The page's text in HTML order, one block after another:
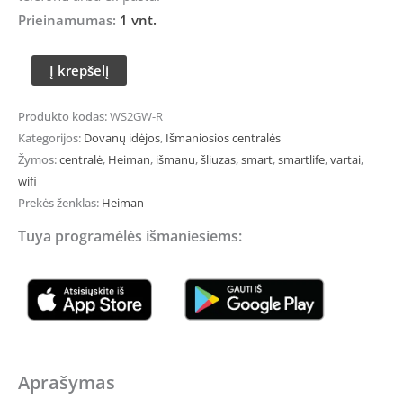
Prieinamumas: 1 vnt.
Į krepšelį
Produkto kodas:WS2GW-R
Kategorijos: Dovanų idėjos, Išmaniosios centralės
Žymos:centralė, Heiman, išmanu,šliuzas,smart,smartlife,vartai,
wifi
Prekės ženklas: Heiman
Tuya programėlės išmaniesiems:
Aprašymas